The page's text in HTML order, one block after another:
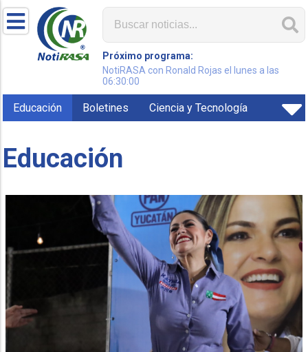
Próximo programa:
NotiRASA con Ronald Rojas el lunes a las
06:30:00
Educación Boletines Ciencia y Tecnología
Educación